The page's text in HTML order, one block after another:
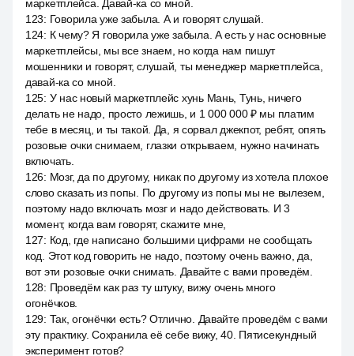
маркетплейса. Давай-ка со мной.
123: Говорила уже забыла. А и говорят слушай.
124: К чему? Я говорила уже забыла. А есть у нас основные
маркетплейсы, мы все знаем, но когда нам пишут
мошенники и говорят, слушай, ты менеджер маркетплейса,
давай-ка со мной.
125: У нас новый маркетплейс хунь Мань, Тунь, ничего
делать не надо, просто лежишь, и 1 000 000 ₽ мы платим
тебе в месяц, и ты такой. Да, я сорвал джекпот, ребят, опять
розовые очки снимаем, глазки открываем, нужно начинать
включать.
126: Мозг, да по другому, никак по другому из хотела плохое
слово сказать из попы. По другому из попы мы не вылезем,
поэтому надо включать мозг и надо действовать. И 3
момент, когда вам говорят, скажите мне,
127: Код, где написано большими цифрами не сообщать
код. Этот код говорить не надо, поэтому очень важно, да,
вот эти розовые очки снимать. Давайте с вами проведём.
128: Проведём как раз ту штуку, вижу очень много
огонёчков.
129: Так, огонёчки есть? Отлично. Давайте проведём с вами
эту практику. Сохранила её себе вижу, 40. Пятисекундный
эксперимент готов?